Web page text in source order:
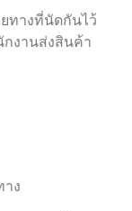
ทางที่นัดกันไว้
กงานส่งสินค้า
ง